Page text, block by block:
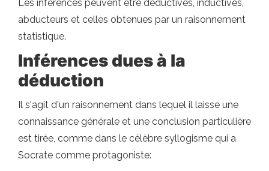
Les inférences peuvent être déductives, inductives,
abducteurs et celles obtenues par un raisonnement
statistique.
Inférences dues à la
déduction
Il s'agit d'un raisonnement dans lequel il laisse une
connaissance générale et une conclusion particulière
est tirée, comme dans le célèbre syllogisme qui a
Socrate comme protagoniste: